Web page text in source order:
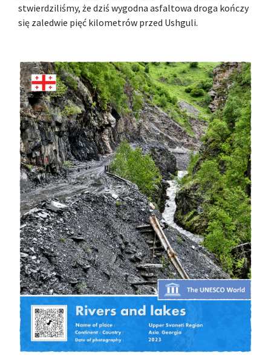
stwierdziliśmy, że dziś wygodna asfaltowa droga kończy
się zaledwie pięć kilometrów przed Ushguli.